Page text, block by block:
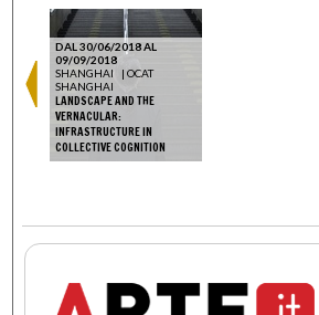
DAL 30/06/2018 AL
09/09/2018
SHANGHAI
| OCAT
SHANGHAI
LANDSCAPE AND THE
VERNACULAR:
INFRASTRUCTURE IN
COLLECTIVE COGNITION